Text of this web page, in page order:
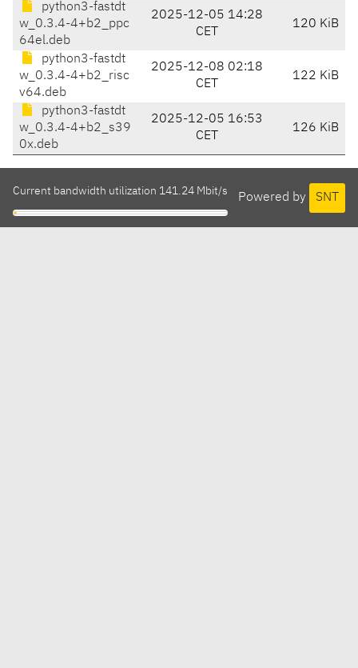
python3-fastdt
w_0.3.4-4+b2_ppc
64el.deb
2025-12-05 14:28
CET
120 KiB
python3-fastdt
w_0.3.4-4+b2_risc
v64.deb
2025-12-08 02:18
CET
122 KiB
python3-fastdt
w_0.3.4-4+b2_s39
0x.deb
2025-12-05 16:53
CET
126 KiB
Powered by SNT
Current bandwidth utilization 141.24 Mbit/s